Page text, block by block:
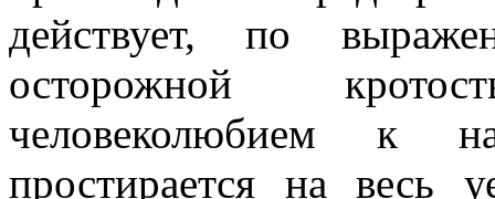
действует, по
осторожной
человеколюбием к
простирается на весь